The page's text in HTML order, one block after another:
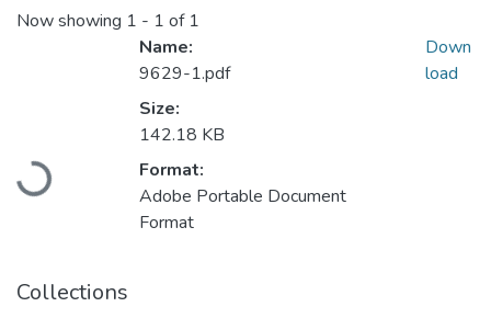
Now showing 1 - 1 of 1
Loading...
Name:
9629-1.pdf
Size:
142.18 KB
Format:
Adobe Portable Document
Format
Down
load
Collections